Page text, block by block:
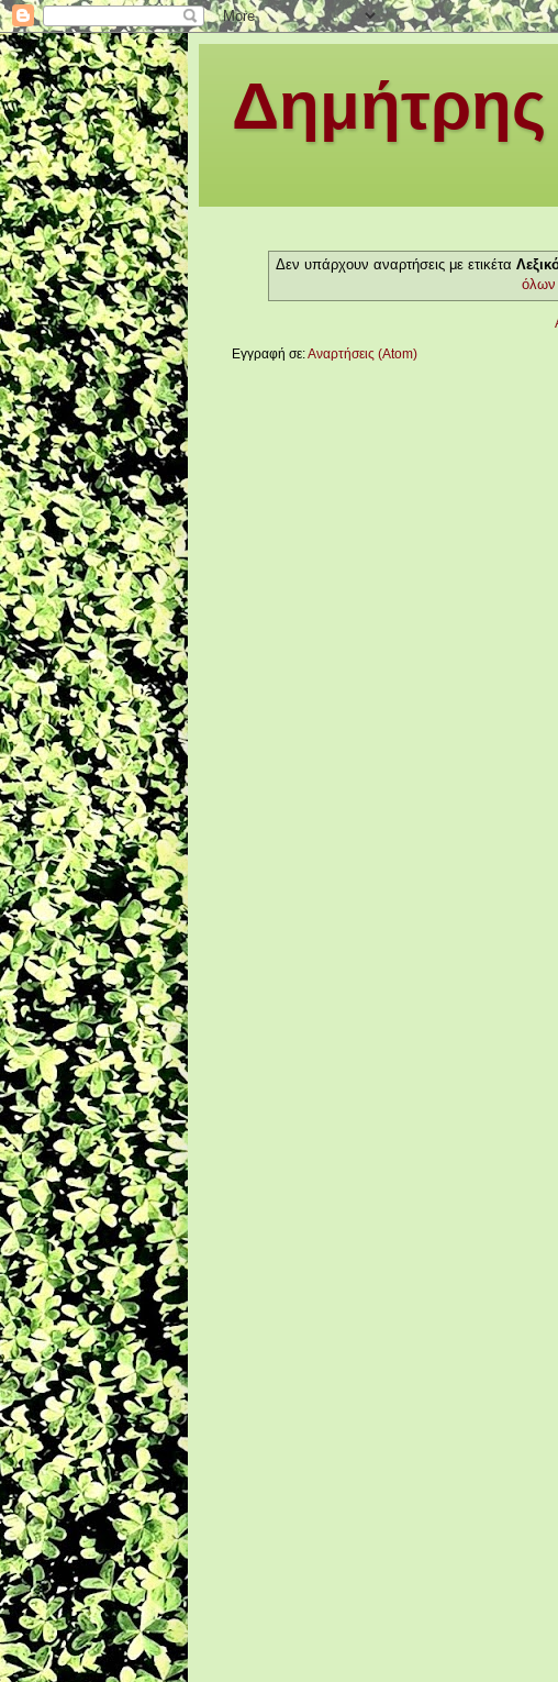
Δημήτρης
Δεν υπάρχουν αναρτήσεις με ετικέτα
όλων
Εγγραφή σε:Αναρτήσεις (Atom)